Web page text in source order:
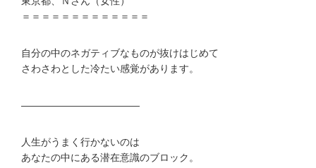
＝＝＝＝＝＝＝＝＝＝＝＝＝
自分の中のネガティブなものが抜けはじめて
さわさわとした冷たい感覚があります。
————————————
人生がうまく行かないのは
あなたの中にある潜在意識のブロック。